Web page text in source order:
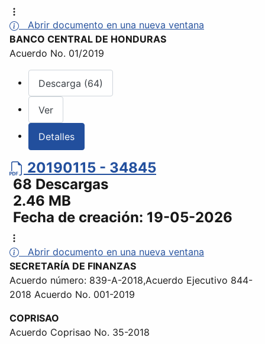
Abrir documento en una nueva ventana
BANCO CENTRAL DE HONDURAS
Acuerdo No. 01/2019
Descarga (64)
Ver
Detalles
20190115 - 34845
68 Descargas
2.46 MB
Fecha de creación: 19-05-2026
Abrir documento en una nueva ventana
SECRETARÍA DE FINANZAS
Acuerdo número: 839-A-2018,Acuerdo Ejecutivo 844-
2018 Acuerdo No. 001-2019
COPRISAO
Acuerdo Coprisao No. 35-2018